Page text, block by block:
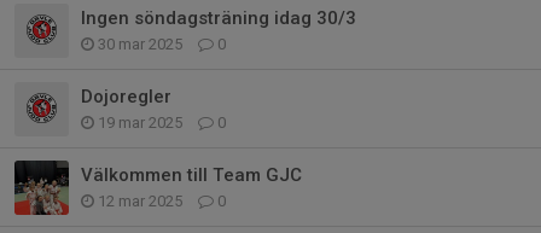
Ingen söndagsträning idag 30/3
30 mar 2025 0
Dojoregler
19 mar 2025 0
Välkommen till Team GJC
12 mar 2025 0